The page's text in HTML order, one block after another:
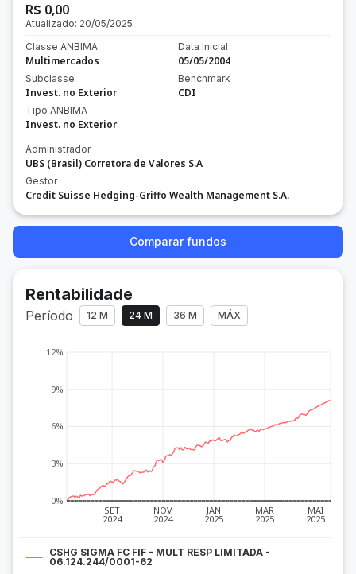
R$ 0,00
Atualizado: 20/05/2025
Classe ANBIMA
Multimercados
Subclasse
Invest. no Exterior
Tipo ANBIMA
Invest. no Exterior
Data Inicial
05/05/2004
Benchmark
CDI
Administrador
UBS (Brasil) Corretora de Valores S.A
Gestor
Credit Suisse Hedging-Griffo Wealth Management S.A.
Comparar fundos
Rentabilidade
Período 12 M 24 M 36 M MÁX
SET
2024
NOV
2024
JAN
2025
MAR
2025
MAI
2025
0%
3%
6%
9%
12%
CSHG SIGMA FC FIF - MULT RESP LIMITADA -
06.124.244/0001-62